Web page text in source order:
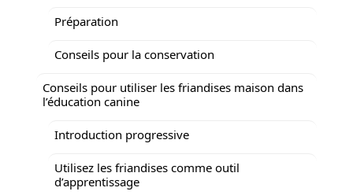
Préparation
Conseils pour la conservation
Conseils pour utiliser les friandises maison dans
l’éducation canine
Introduction progressive
Utilisez les friandises comme outil
d’apprentissage